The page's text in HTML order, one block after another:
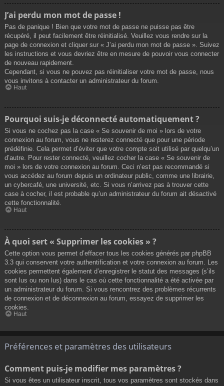
J’ai perdu mon mot de passe !
Pas de panique ! Bien que votre mot de passe ne puisse pas être
récupéré, il peut facilement être réinitialisé. Veuillez vous rendre sur la
page de connexion et cliquer sur « J’ai perdu mon mot de passe ». Suivez
les instructions et vous devriez être en mesure de pouvoir vous connecter
de nouveau rapidement.
Cependant, si vous ne pouvez pas réinitialiser votre mot de passe, nous
vous invitons à contacter un administrateur du forum.
Haut
Pourquoi suis-je déconnecté automatiquement ?
Si vous ne cochez pas la case « Se souvenir de moi » lors de votre
connexion au forum, vous ne resterez connecté que pour une période
prédéfinie. Cela permet d’éviter que votre compte soit utilisé par quelqu’un
d’autre. Pour rester connecté, veuillez cocher la case « Se souvenir de
moi » lors de votre connexion au forum. Ceci n’est pas recommandé si
vous accédez au forum depuis un ordinateur public, comme une librairie,
un cybercafé, une université, etc. Si vous n’arrivez pas à trouver cette
case à cocher, il est probable qu’un administrateur du forum ait désactivé
cette fonctionnalité.
Haut
À quoi sert « Supprimer les cookies » ?
Cette option vous permet d’effacer tous les cookies générés par phpBB
3.3 qui conservent votre authentification et votre connexion au forum. Les
cookies permettent également d’enregistrer le statut des messages (s’ils
sont lus ou non lus) dans le cas où cette fonctionnalité a été activée par
un administrateur du forum. Si vous rencontrez des problèmes récurrents
de connexion et de déconnexion au forum, essayez de supprimer les
cookies.
Haut
Préférences et paramètres des utilisateurs
Comment puis-je modifier mes paramètres ?
Si vous êtes un utilisateur inscrit, tous vos paramètres sont stockés dans